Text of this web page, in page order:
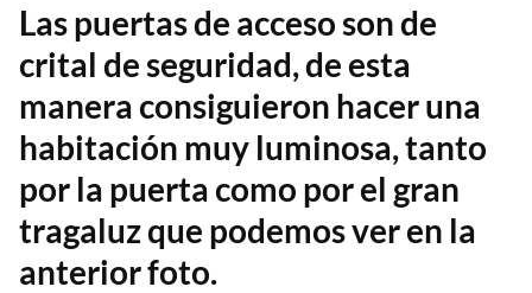
Las puertas de acceso son de
crital de seguridad, de esta
manera consiguieron hacer una
habitación muy luminosa, tanto
por la puerta como por el gran
tragaluz que podemos ver en la
anterior foto.